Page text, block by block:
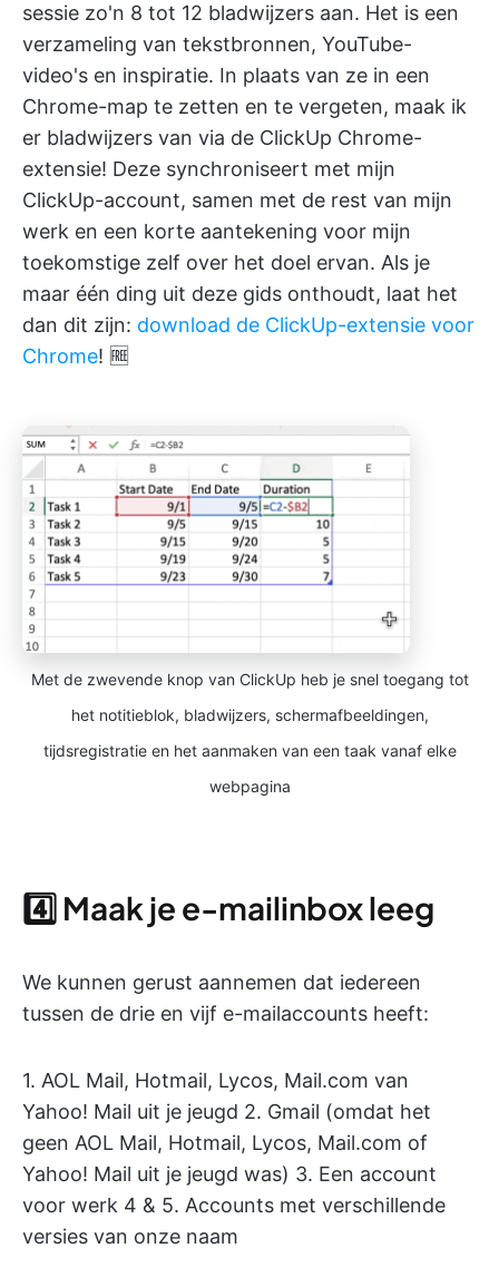
sessie zo'n 8 tot 12 bladwijzers aan. Het is een
verzameling van tekstbronnen, YouTube-
video's en inspiratie. In plaats van ze in een
Chrome-map te zetten en te vergeten, maak ik
er bladwijzers van via de ClickUp Chrome-
extensie! Deze synchroniseert met mijn
ClickUp-account, samen met de rest van mijn
werk en een korte aantekening voor mijn
toekomstige zelf over het doel ervan. Als je
maar één ding uit deze gids onthoudt, laat het
dan dit zijn: download de ClickUp-extensie voor
Chrome! 🆓
Met de zwevende knop van ClickUp heb je snel toegang tot
het notitieblok, bladwijzers, schermafbeeldingen,
tijdsregistratie en het aanmaken van een taak vanaf elke
webpagina
4️⃣ Maak je e-mailinbox leeg
We kunnen gerust aannemen dat iedereen
tussen de drie en vijf e-mailaccounts heeft:
1. AOL Mail, Hotmail, Lycos, Mail.com van
Yahoo! Mail uit je jeugd 2. Gmail (omdat het
geen AOL Mail, Hotmail, Lycos, Mail.com of
Yahoo! Mail uit je jeugd was) 3. Een account
voor werk 4 & 5. Accounts met verschillende
versies van onze naam